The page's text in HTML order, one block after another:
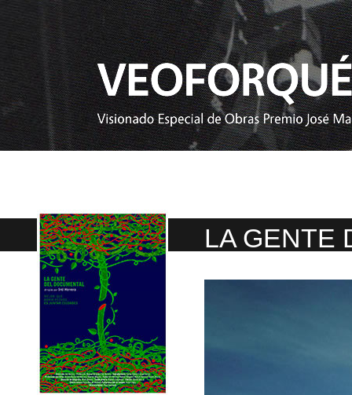
LA GENTE